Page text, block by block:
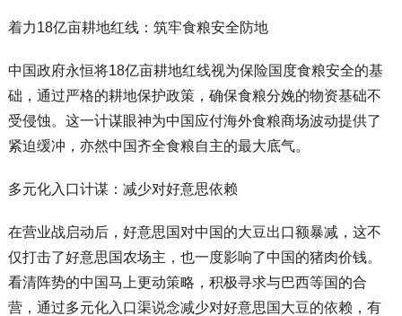
着力18亿亩耕地红线：筑牢食粮安全防地
中国政府永恒将18亿亩耕地红线视为保险国度食粮安全的基
础，通过严格的耕地保护政策，确保食粮分娩的物资基础不
受侵蚀。这一计谋眼神为中国应付海外食粮商场波动提供了
紧迫缓冲，亦然中国齐全食粮自主的最大底气。
多元化入口计谋：减少对好意思依赖
在营业战启动后，好意思国对中国的大豆出口额暴减，这不
仅打击了好意思国农场主，也一度影响了中国的猪肉价钱。
看清阵势的中国马上更动策略，积极寻求与巴西等国的合
营，通过多元化入口渠说念减少对好意思国大豆的依赖，有